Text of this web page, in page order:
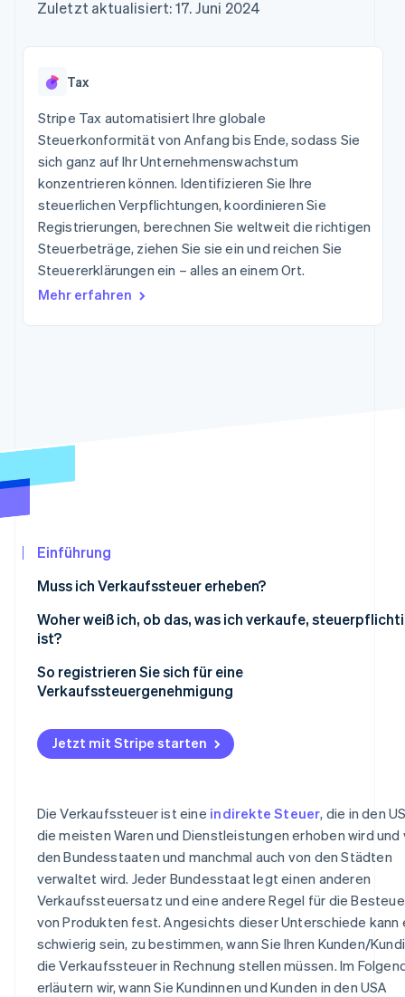
Authorization
Optimierung der
Autorisierungsraten
Link
Beschleunigter
Bezahlvorgang
Financial
Connections
Verbundene
Finanzdaten
Data Pipeline
Climate
Online-Identitätsprüfung
Erfahren Sie, wie Stripe Lösungen für die
Jetzt ansehen
Geldmanagement
SaaS
Nach Branche
KI-Unternehmen
Gaming
Bewirtung, Reisen und
Freizeit
Versicherungen
Medien und
Unterhaltung
Organisationen
Marktplatz auf
Abonnementverwaltung
Abrechnung um
Stablecoin-gestützte
Karten ausgeben: So
geht´s
Bereitstellung und
Verwaltung von
Diensten mit Agenten
Ressourcen
Kontakt
kontaktieren
Partner werden
Zuletzt aktualisiert: 17. Juni 2024
Tax
Stripe Tax automatisiert Ihre globale
Steuerkonformität von Anfang bis Ende, sodass Sie
sich ganz auf Ihr Unternehmenswachstum
konzentrieren können. Identifizieren Sie Ihre
steuerlichen Verpflichtungen, koordinieren Sie
Registrierungen, berechnen Sie weltweit die richtigen
Steuerbeträge, ziehen Sie sie ein und reichen Sie
Steuererklärungen ein – alles an einem Ort.
Mehr erfahren
Einführung
Muss ich Verkaufssteuer erheben?
Woher weiß ich, ob das, was ich verkaufe,
ist?
So registrieren Sie sich für eine
Verkaufssteuergenehmigung
Jetzt mit Stripe starten
Die Verkaufssteuer ist eine indirekte Steuer, die in den
die meisten Waren und Dienstleistungen erhoben wird und
den Bundesstaaten und manchmal auch von den Städten
verwaltet wird. Jeder Bundesstaat legt einen anderen
Verkaufssteuersatz und eine andere Regel für die
von Produkten fest. Angesichts dieser Unterschiede kann
schwierig sein, zu bestimmen, wann Sie Ihren Kunden/
die Verkaufssteuer in Rechnung stellen müssen. Im
erläutern wir, wann Sie Kundinnen und Kunden in den USA